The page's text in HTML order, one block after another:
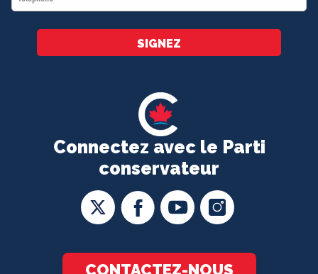
Connectez avec le Parti
conservateur
CONTACTEZ-NOUS
*
SIGNEZ